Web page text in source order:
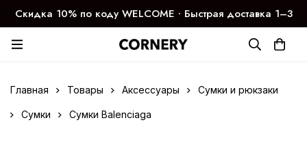
Скидка 10% по коду WELCOME ∙ Быстрая доставка 1–3
дня
Главная Товары Аксессуары Сумки и рюкзаки
Сумки Сумки Balenciaga